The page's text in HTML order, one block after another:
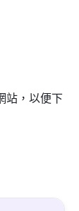
站，以便下